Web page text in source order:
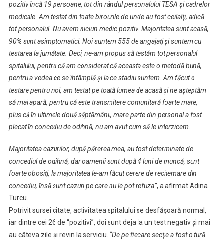
pozitiv încă 19 persoane, tot din rândul personalului TESA şi cadrelor
medicale. Am testat din toate birourile de unde au fost ceilalţi, adică
tot personalul. Nu avem niciun medic pozitiv. Majoritatea sunt acasă,
90% sunt asimptomatici. Noi suntem 555 de angajaţi şi suntem cu
testarea la jumătate. Deci, ne-am propus să testăm tot personalul
spitalului, pentru că am considerat că aceasta este o metodă bună,
pentru a vedea ce se întâmplă şi la ce stadiu suntem. Am făcut o
testare pentru noi, am testat pe toată lumea de acasă şi ne aşteptăm
să mai apară, pentru că este transmitere comunitară foarte mare,
plus că în ultimele două săptămânii, mare parte din personal a fost
plecat în concediu de odihnă, nu am avut cum să le interzicem.
Majoritatea cazurilor, după părerea mea, au fost determinate de
concediul de odihnă, dar oamenii sunt după 4 luni de muncă, sunt
foarte obosiţi, la majoritatea le-am făcut cerere de rechemare din
concediu, însă sunt cazuri pe care nu le pot refuza”, a afirmat Adina
Turcu.
Potrivit sursei citate, activitatea spitalului se desfăşoară normal,
iar dintre cei 26 de “pozitivi”, doi sunt deja la un test negativ şi mai
au câteva zile şi revin la serviciu. “De pe fiecare secţie a fost o tură